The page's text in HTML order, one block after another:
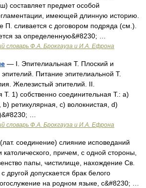
составляет предмет особой
имеющей длинную историю.
П. сливается с договором подряда (см.).
за определенную&#8230; …
словарь Ф.А. Брокгауза и И.А. Ефрона
— I. Эпителиальная Т. Плоский и
эпителий. Питание эпителиальной Т.
Железистый эпителий. II.
Т. 1) собственно соединительная Т.: а)
ретикулярная, с) волокнистая, d)
…
словарь Ф.А. Брокгауза и И.А. Ефрона
соединение) слияние исповеданий
католического, причем, с одной стороны,
папы, чистилище, нахождение Св.
другой допускается брак белого
на родном языке, с&#8230; …